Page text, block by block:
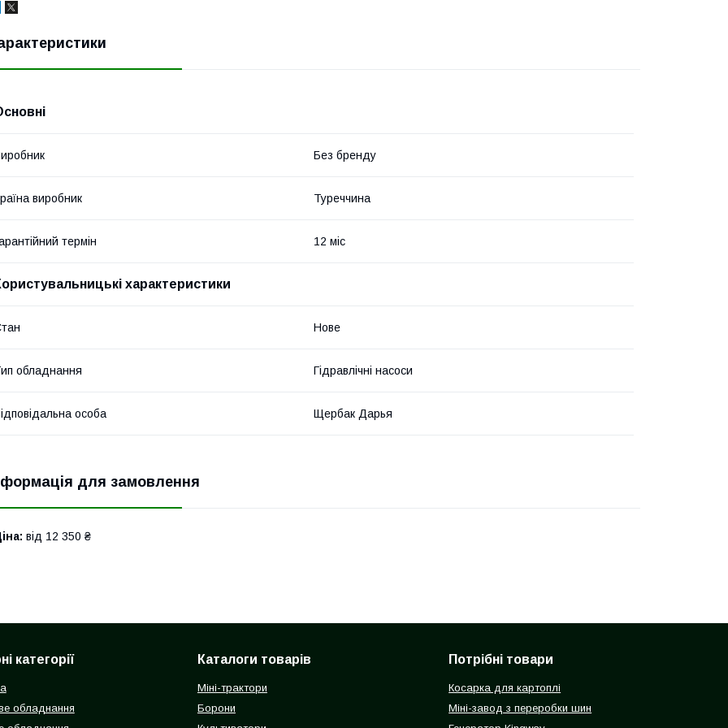
Без бренду
виробник Туреччина
термін 12 міс
характеристики
Нове
обладнання Гідравлічні насоси
особа Щербак Дарья
для замовлення
від 12 350 ₴
категорії
обладнання
Каталоги товарів
Міні-трактори
Борони
Потрібні товари
Косарка для картоплі
Міні-завод з переробки шин